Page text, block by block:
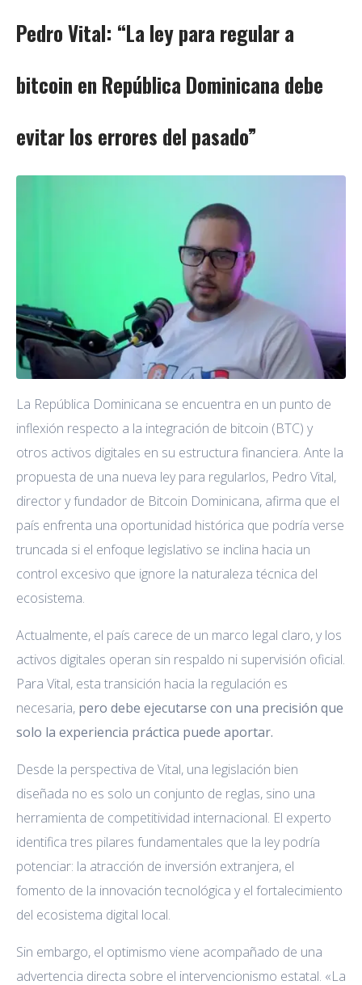
Pedro Vital: “La ley para regular a
bitcoin en República Dominicana debe
evitar los errores del pasado”
La República Dominicana se encuentra en un punto de
inflexión respecto a la integración de bitcoin (BTC) y
otros activos digitales en su estructura financiera. Ante la
propuesta de una nueva ley para regularlos, Pedro Vital,
director y fundador de Bitcoin Dominicana, afirma que el
país enfrenta una oportunidad histórica que podría verse
truncada si el enfoque legislativo se inclina hacia un
control excesivo que ignore la naturaleza técnica del
ecosistema.
Actualmente, el país carece de un marco legal claro, y los
activos digitales operan sin respaldo ni supervisión oficial.
Para Vital, esta transición hacia la regulación es
necesaria, pero debe ejecutarse con una precisión que
solo la experiencia práctica puede aportar.
Desde la perspectiva de Vital, una legislación bien
diseñada no es solo un conjunto de reglas, sino una
herramienta de competitividad internacional. El experto
identifica tres pilares fundamentales que la ley podría
potenciar: la atracción de inversión extranjera, el
fomento de la innovación tecnológica y el fortalecimiento
del ecosistema digital local.
Sin embargo, el optimismo viene acompañado de una
advertencia directa sobre el intervencionismo estatal. «La